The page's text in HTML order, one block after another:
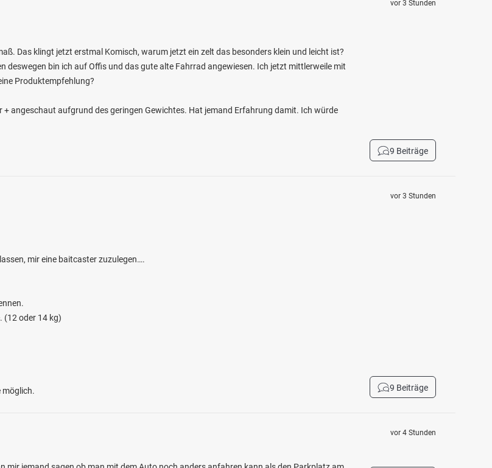
Das klingt jetzt erstmal Komisch, warum jetzt ein zelt das besonders klein und leicht ist?
deswegen bin ich auf Offis und das gute alte Fahrrad angewiesen. Ich jetzt mittlerweile mit
Produktempfehlung?
angeschaut aufgrund des geringen Gewichtes. Hat jemand Erfahrung damit. Ich würde
vor 3 Stunden
9 Beiträge
mir eine baitcaster zuzulegen….
(12 oder 14 kg)
möglich.
vor 3 Stunden
9 Beiträge
vor 4 Stunden